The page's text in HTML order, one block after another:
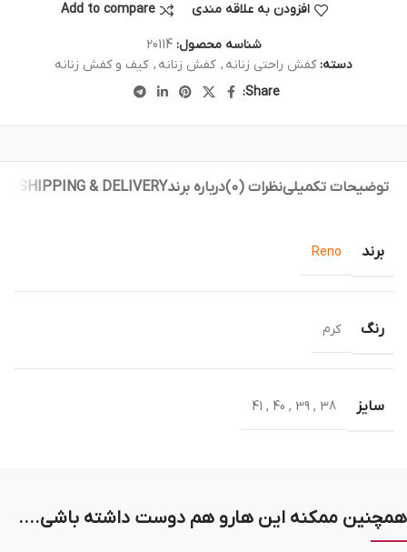
افزودن به علاقه مندی Add to compare
شناسه محصول:20114
دسته: کفش راحتی زنانه , کفش زنانه , کیف و کفش زنانه
Share:
توضیحات تکمیلینظرات (0) درباره برندSHIPPING & DELIVERY
برند Reno
رنگ کرم
سایز 38
,
39
,
40
,
41
همچنین ممکنه این هارو هم دوست داشته باشی....